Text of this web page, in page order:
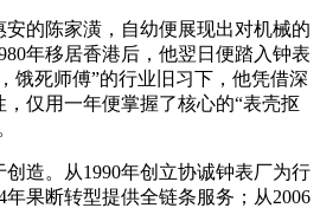
安的陈家潢，自幼便展现出对机械的
年移居香港后，他翌日便踏入钟表
饿死师傅”的行业旧习下，他凭借深
仅用一年便掌握了核心的“表壳抠
造。从1990年创立协诚钟表厂为行
年果断转型提供全链条服务；从2006